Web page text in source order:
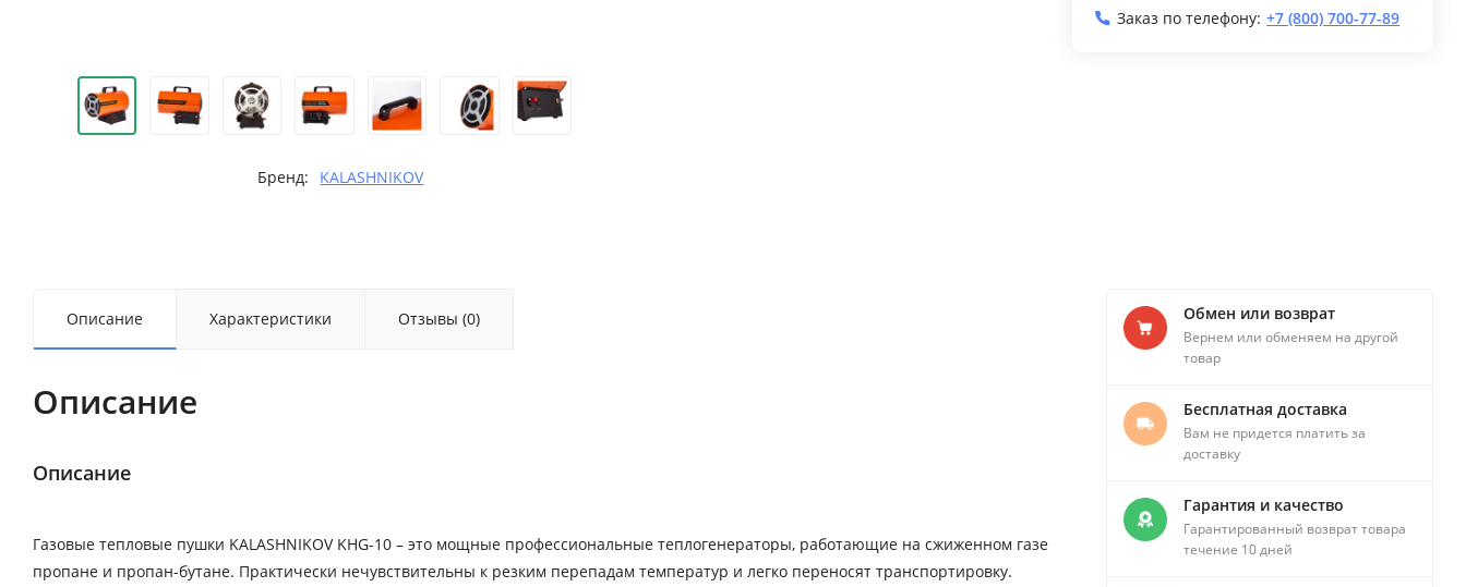
Бренд: KALASHNIKOV
Заказ по телефону: +7 (800) 700-77-89
Описание Характеристики Отзывы (0)
Описание
Описание
Газовые тепловые пушки KALASHNIKOV KHG-10 – это мощные профессиональные теплогенераторы, работающие на сжиженном газе
пропане и пропан-бутане. Практически нечувствительны к резким перепадам температур и легко переносят транспортировку.
Обмен или возврат
Вернем или обменяем на другой
товар
Бесплатная доставка
Вам не придется платить за
доставку
Гарантия и качество
Гарантированный возврат товара
течение 10 дней